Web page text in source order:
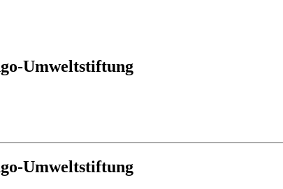
Umweltstiftung
Umweltstiftung